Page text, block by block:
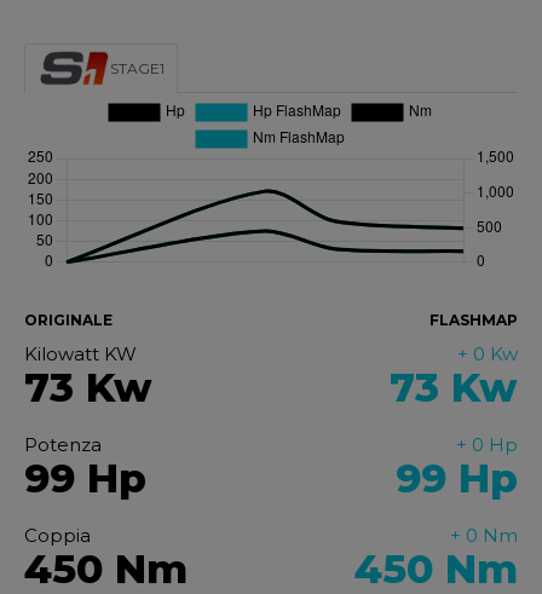
STAGE1
ORIGINALE FLASHMAP
Kilowatt KW
73 Kw
+ 0 Kw
73 Kw
Potenza
99 Hp
+ 0 Hp
99 Hp
Coppia
450 Nm
+ 0 Nm
450 Nm